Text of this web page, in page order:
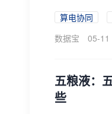
算电协同
数据宝
05-11
五粮液：
些